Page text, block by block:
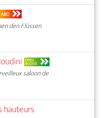
ABO
den Flüssen
OPEN
ACCESS
saloon de
hauteurs